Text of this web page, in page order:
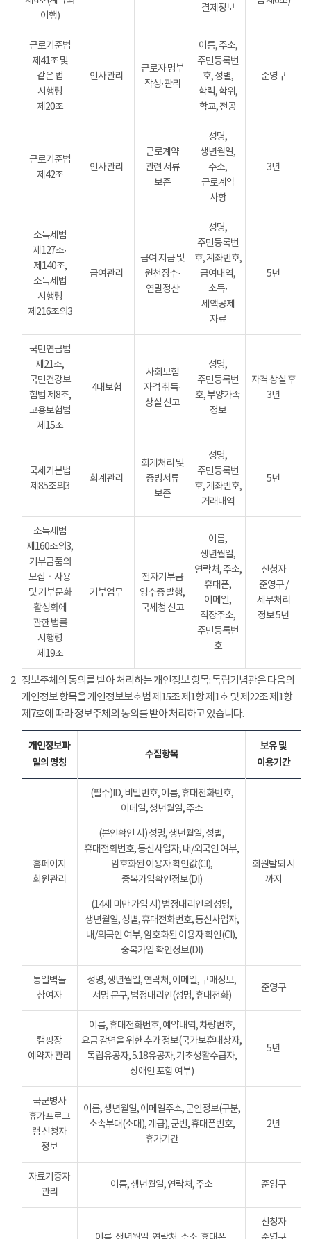
이행)
결제정보
근로기준법
제41조 및
같은 법
시행령
제20조
인사관리
근로자 명부
작성·관리
이름, 주소,
주민등록번
호, 성별,
학력, 학위,
학교, 전공
준영구
근로기준법
제42조
인사관리
근로계약
관련 서류
보존
성명,
생년월일,
주소,
근로계약
사항
3년
소득세법
제127조·
제140조,
소득세법
시행령
제216조의3
급여관리
급여 지급 및
원천징수·
연말정산
성명,
주민등록번
호, 계좌번호,
급여내역,
소득·
세액공제
자료
5년
국민연금법
제21조,
국민건강보
험법 제8조,
고용보험법
제15조
4대보험
사회보험
자격 취득·
상실 신고
성명,
주민등록번
호, 부양가족
정보
자격 상실 후
3년
국세기본법
제85조의3
회계관리
회계처리 및
증빙서류
보존
성명,
주민등록번
호, 계좌번호,
거래내역
5년
소득세법
제160조의3,
기부금품의
모집ㆍ사용
및 기부문화
활성화에
관한 법률
시행령
제19조
기부업무
전자기부금
영수증 발행,
국세청 신고
이름,
생년월일,
연락처, 주소,
휴대폰,
이메일,
직장주소,
주민등록번
호
신청자
준영구 /
세무처리
정보 5년
2 정보주체의 동의를 받아 처리하는 개인정보 항목: 독립기념관은 다음의
개인정보 항목을 개인정보보호법 제15조 제1항 제1호 및 제22조 제1항
제7호에 따라 정보주체의 동의를 받아 처리하고 있습니다.
개인정보파
일의 명칭
수집항목
보유 및
이용기간
홈페이지
회원관리
(필수)ID, 비밀번호, 이름, 휴대전화번호,
이메일, 생년월일, 주소
(본인확인 시) 성명, 생년월일, 성별,
휴대전화번호, 통신사업자, 내/외국인 여부,
암호화된 이용자 확인값(CI),
중복가입확인정보(DI)
(14세 미만 가입 시) 법정대리인의 성명,
생년월일, 성별, 휴대전화번호, 통신사업자,
내/외국인 여부, 암호화된 이용자 확인(CI),
중복가입 확인정보(DI)
회원탈퇴 시
까지
통일벽돌
참여자
성명, 생년월일, 연락처, 이메일, 구매정보,
서명 문구, 법정대리인(성명, 휴대전화)
준영구
캠핑장
예약자 관리
이름, 휴대전화번호, 예약내역, 차량번호,
요금 감면을 위한 추가 정보(국가보훈대상자,
독립유공자, 5.18유공자, 기초생활수급자,
장애인 포함 여부)
5년
국군병사
휴가프로그
램 신청자
정보
이름, 생년월일, 이메일주소, 군인정보(구분,
소속부대(소대), 계급), 군번, 휴대폰번호,
휴가기간
2년
자료기증자
관리
이름, 생년월일, 연락처, 주소 준영구
신청자